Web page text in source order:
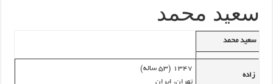
سعید محمد
سعید محمد
زاده
۱۳۴۷ (۵۳ ساله)
تهران، ایران